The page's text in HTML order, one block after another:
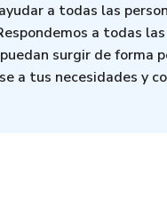
a todas las
a todas
surgir de forma
a tus necesidades y